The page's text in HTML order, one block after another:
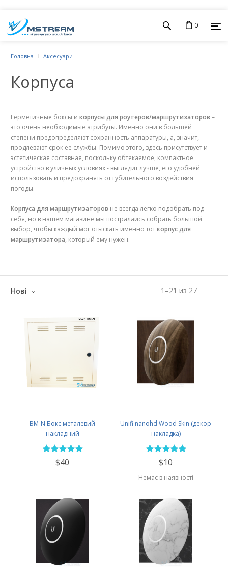
0
Головна Аксесуари
Корпуса
Герметичные боксы и корпусы для роутеров/маршрутизаторов –
это очень необходимые атрибуты. Именно они в большей
степени предопределяют сохранность аппаратуры, а, значит,
продлевают срок ее службы. Помимо этого, здесь присутствует и
эстетическая составная, поскольку обтекаемое, компактное
устройство в уличных условиях - выглядит лучше, его удобней
использовать и предохранять от губительного воздействия
погоды.
Корпуса для маршрутизаторов не всегда легко подобрать под
себя, но в нашем магазине мы постралаись собрать большой
выбор, чтобы каждый мог отыскать именно тоткорпус для
маршрутизатора, который ему нужен.
1 –21 из 27
Нові
BM-N Бокс металевий
накладний
$40
Unifi nanohd Wood Skin (декор
накладка)
$10
Немає в наявності